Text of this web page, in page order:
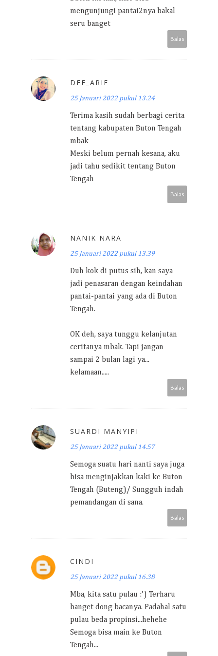
mengunjungi pantai2nya bakal
seru banget
Balas
DEE_ARIF
25 Januari 2022 pukul 13.24
Terima kasih sudah berbagi cerita
tentang kabupaten Buton Tengah
mbak
Meski belum pernah kesana, aku
jadi tahu sedikit tentang Buton
Tengah
Balas
NANIK NARA
25 Januari 2022 pukul 13.39
Duh kok di putus sih, kan saya
jadi penasaran dengan keindahan
pantai-pantai yang ada di Buton
Tengah.
OK deh, saya tunggu kelanjutan
ceritanya mbak. Tapi jangan
sampai 2 bulan lagi ya...
kelamaan.....
Balas
SUARDI MANYIPI
25 Januari 2022 pukul 14.57
Semoga suatu hari nanti saya juga
bisa menginjakkan kaki ke Buton
Tengah (Buteng)/ Sungguh indah
pemandangan di sana.
Balas
CINDI
25 Januari 2022 pukul 16.38
Mba, kita satu pulau :') Terharu
banget dong bacanya. Padahal satu
pulau beda propinsi...hehehe
Semoga bisa main ke Buton
Tengah...